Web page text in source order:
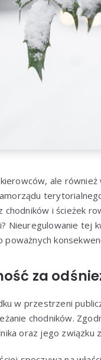
ale
i ścieżek
Nieuregulowanie tej
za
w przestrzeni
chodników.
oraz jego związku